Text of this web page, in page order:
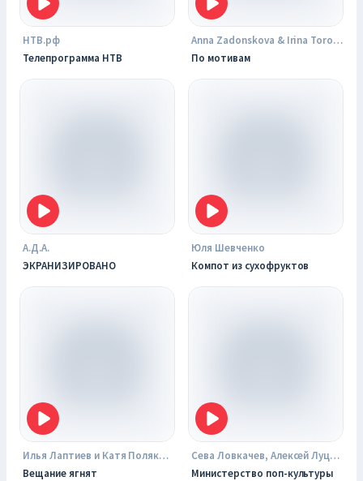
НТВ.рф
Телепрограмма НТВ
Anna Zadonskova & Irina Torova
По мотивам
А.Д.А.
ЭКРАНИЗИРОВАНО
Юля Шевченко
Компот из сухофруктов
Илья Лаптиев и Катя Полякова
Вещание ягнят
Сева Ловкачев, Алексей Луцай, Аля Александрова
Министерство поп-культуры